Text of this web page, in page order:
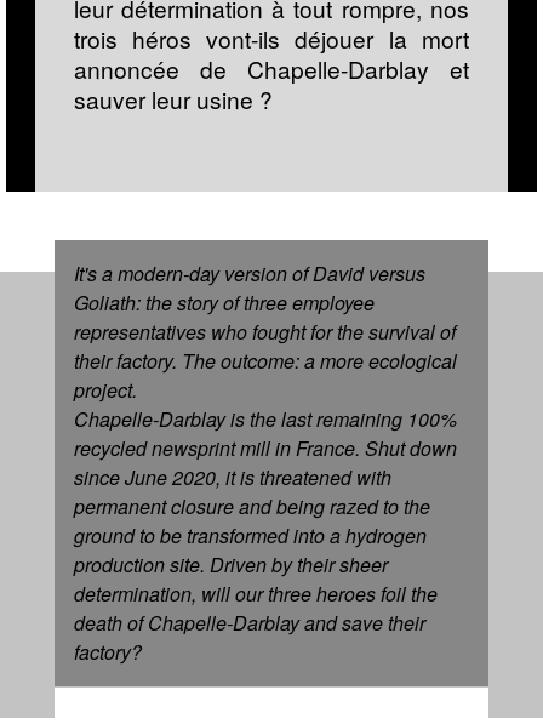
leur détermination à tout rompre, nos
trois héros vont-ils déjouer la mort
annoncée de Chapelle-Darblay et
sauver leur usine ?
It's a modern-day version of David versus
Goliath: the story of three employee
representatives who fought for the survival of
their factory. The outcome: a more ecological
project.
Chapelle-Darblay is the last remaining 100%
recycled newsprint mill in France. Shut down
since June 2020, it is threatened with
permanent closure and being razed to the
ground to be transformed into a hydrogen
production site. Driven by their sheer
determination, will our three heroes foil the
death of Chapelle-Darblay and save their
factory?